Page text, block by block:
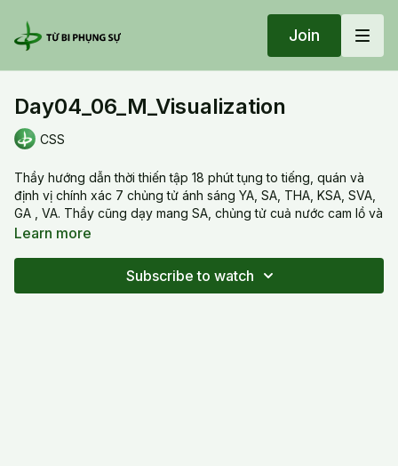
Join
Day04_06_M_Visualization
CSS
Thầy hướng dẫn thời thiến tập 18 phút tụng to tiếng, quán và
định vị chính xác 7 chủng tử ánh sáng YA, SA, THA, KSA, SVA,
GA , VA. Thầy cũng dạy mang SA, chủng tử cuả nước cam lồ và
tình thương xuống mắt, lưỡi, và hai bàn tay để mang sự nhẹ
Thầy guided 18 minutes practice session, reciting verbally,
Learn more
Subscribe to watch